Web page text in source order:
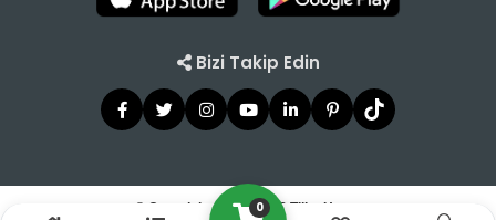
0
Bizi Takip Edin
© Copyright 2021 - 2026 Tilbe Home